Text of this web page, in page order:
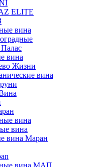
ELITE
вина
вина
Жизни
вина
вина
вина
вина Маран
вина МАП